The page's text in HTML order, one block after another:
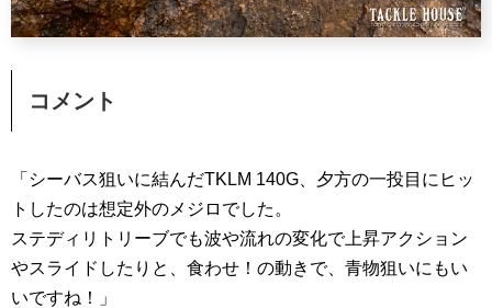
コメント
「シーバス狙いに結んだTKLM 140G、夕方の一投目にヒッ
トしたのは想定外のメジロでした。
ステディリトリーブでも波や流れの変化で上昇アクション
やスライドしたりと、食わせ！の動きで、青物狙いにもい
いですね！」